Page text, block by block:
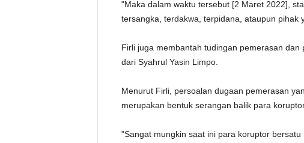
"Maka dalam waktu tersebut [2 Maret 2022],
tersangka, terdakwa, terpidana, ataupun pihak
Firli juga membantah tudingan pemerasan
dari Syahrul Yasin Limpo.
Menurut Firli, persoalan dugaan pemerasan
merupakan bentuk serangan balik para
"Sangat mungkin saat ini para koruptor